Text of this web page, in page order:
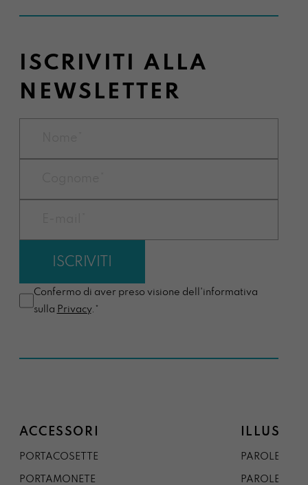
ISCRIVITI ALLA
NEWSLETTER
Confermo di aver preso visione dell'informativa
sulla Privacy.*
ACCESSORI
PORTACOSETTE
PORTAMONETE
PAROLE DAL
PAROLE DA